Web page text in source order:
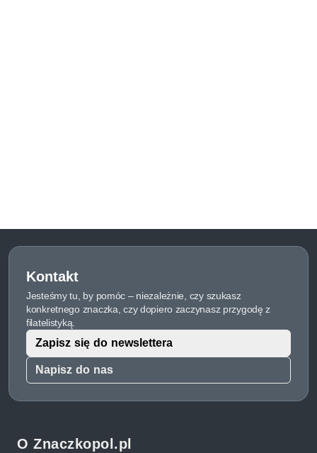
Kontakt
Jesteśmy tu, by pomóc – niezależnie, czy szukasz
konkretnego znaczka, czy dopiero zaczynasz przygodę z
filatelistyką.
Napisz do nas
Zapisz się do newslettera
O Znaczkopol.pl